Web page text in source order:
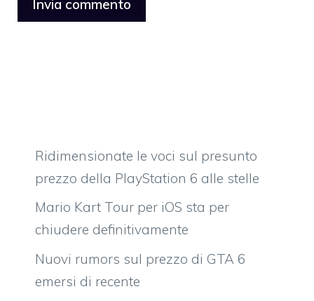
Ridimensionate le voci sul presunto
prezzo della PlayStation 6 alle stelle
Mario Kart Tour per iOS sta per
chiudere definitivamente
Nuovi rumors sul prezzo di GTA 6
emersi di recente